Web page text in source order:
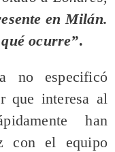
en Milán.
ocurre”.
no especificó
que interesa al
han
con el equipo